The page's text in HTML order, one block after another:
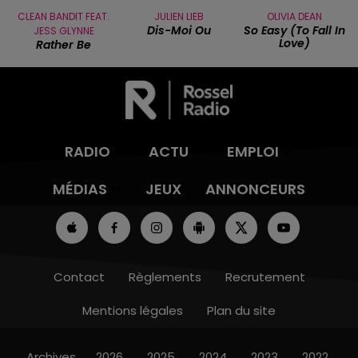
CLEAN BANDIT FEAT.
JESS GLYNNE
Rather Be
JULIEN LIEB
Dis-Moi Ou
OLIVIA DEAN
So Easy (to Fall In
Love)
RADIO ACTU
EMPLOI
MÉDIAS
JEUX ANNONCEURS
Contact Règlements
Recrutement
Mentions légales
Plan du site